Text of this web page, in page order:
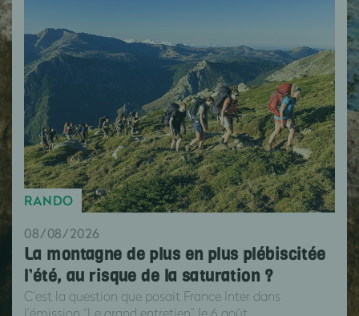
RANDO
08/08/2026
La montagne de plus en plus plébiscitée
l’été, au risque de la saturation ?
C’est la question que posait France Inter dans
l’émission “Le grand entretien” le 6 août.